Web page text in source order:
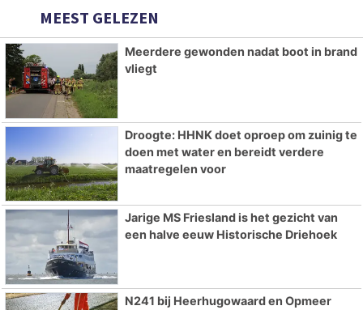
MEEST GELEZEN
Meerdere gewonden nadat boot in brand
vliegt
Droogte: HHNK doet oproep om zuinig te
doen met water en bereidt verdere
maatregelen voor
Jarige MS Friesland is het gezicht van
een halve eeuw Historische Driehoek
N241 bij Heerhugowaard en Opmeer